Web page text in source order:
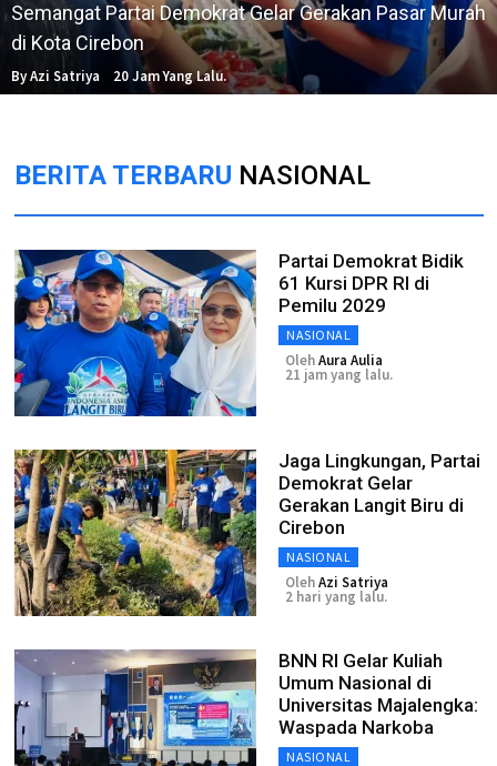
Semangat Partai Demokrat Gelar Gerakan Pasar Murah
di Kota Cirebon
By Azi Satriya 20 Jam Yang Lalu.
BERITA TERBARU NASIONAL
Partai Demokrat Bidik
61 Kursi DPR RI di
Pemilu 2029
NASIONAL
OlehAura Aulia
21 jam yang lalu.
Jaga Lingkungan, Partai
Demokrat Gelar
Gerakan Langit Biru di
Cirebon
NASIONAL
OlehAzi Satriya
2 hari yang lalu.
BNN RI Gelar Kuliah
Umum Nasional di
Universitas Majalengka:
Waspada Narkoba
NASIONAL